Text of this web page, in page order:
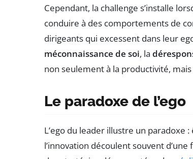
Cependant, la challenge s’installe
conduire à des comportements de
dirigeants qui excessent dans leur
méconnaissance de soi, la
non seulement à la productivité, mais
Le paradoxe de l’ego
L’ego du leader illustre un paradoxe
l’innovation découlent souvent